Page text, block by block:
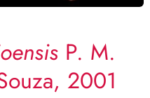
P. M.
2001